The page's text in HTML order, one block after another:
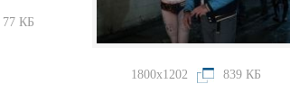
77 КБ
1800x1202 839 КБ